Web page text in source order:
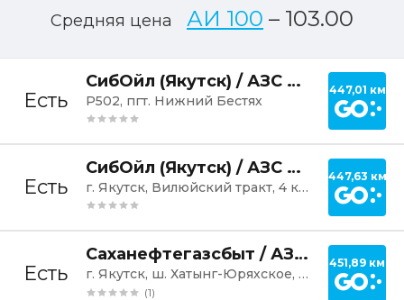
Средняя цена АИ 100 – 103.00
Есть
СибОйл (Якутск) / АЗС №12
Р502, пгт. Нижний Бестях
447,01 км
Есть
СибОйл (Якутск) / АЗС №19
г. Якутск, Вилюйский тракт, 4 км, 6/1
447,63 км
Есть
Саханефтегазсбыт / АЗС №062
г. Якутск, ш. Хатынг-Юряхское, 4 км, 8А
(1)
451,89 км